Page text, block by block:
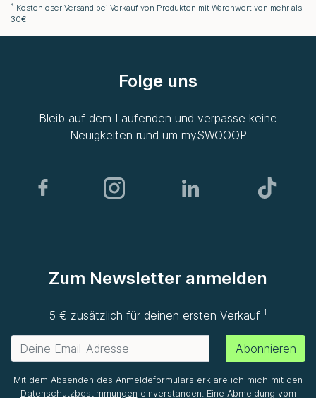
* Kostenloser Versand bei Verkauf von Produkten mit Warenwert von mehr als
30€
Folge uns
Bleib auf dem Laufenden und verpasse keine
Neuigkeiten rund um mySWOOOP
Zum Newsletter anmelden
5 € zusätzlich für deinen ersten Verkauf1
Abonnieren
Mit dem Absenden des Anmeldeformulars erkläre ich mich mit den
Datenschutzbestimmungen einverstanden. Eine Abmeldung vom